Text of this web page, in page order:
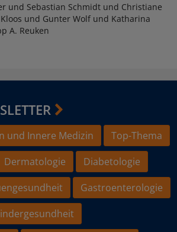
und Sebastian Schmidt und Christiane
und Gunter Wolf und Katharina
A. Reuken
und Innere Medizin
Top-Thema
Dermatologie
Diabetologie
Gastroenterologie